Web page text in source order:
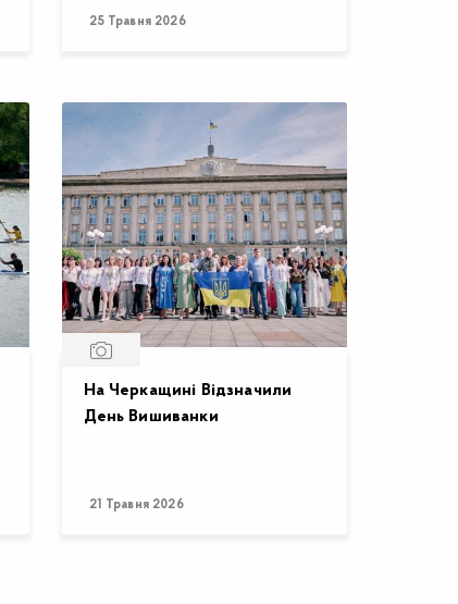
25 Травня 2026
На Черкащині Відзначили
День Вишиванки
21 Травня 2026